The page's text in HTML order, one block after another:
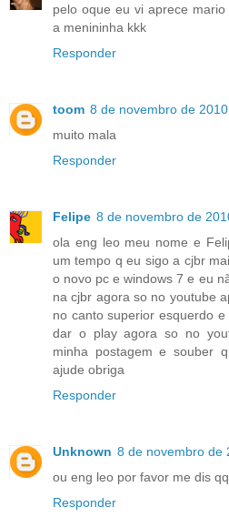
pelo oque eu vi aprece
a menininha kkk
Responder
toom 8 de novembro de
muito mala
Responder
Felipe 8 de novembro de
ola eng leo meu nome e
um tempo q eu sigo a cjbr
o novo pc e windows 7 e eu
na cjbr agora so no youtube
no canto superior esquerdo
dar o play agora so no
minha postagem e souber
ajude obriga
Responder
Unknown 8 de novembro de
ou eng leo por favor me dis
Responder